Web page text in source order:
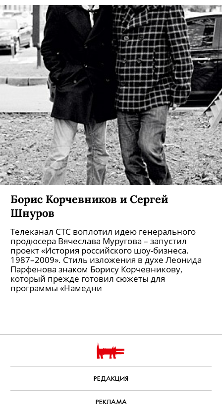
Борис Корчевников и Сергей
Шнуров
Телеканал СТС воплотил идею генерального
продюсера Вячеслава Муругова – запустил
проект «История российского шоу-бизнеса.
1987–2009». Стиль изложения в духе Леонида
Парфенова знаком Борису Корчевникову,
который прежде готовил сюжеты для
программы «Намедни
РЕДАКЦИЯ
РЕКЛАМА